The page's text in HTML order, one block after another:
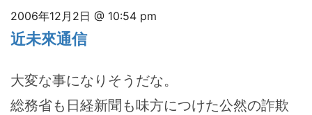
2006年12月2日 @ 10:54 pm
近未來通信
大変な事になりそうだな。
総務省も日経新聞も味方につけた公然の詐欺